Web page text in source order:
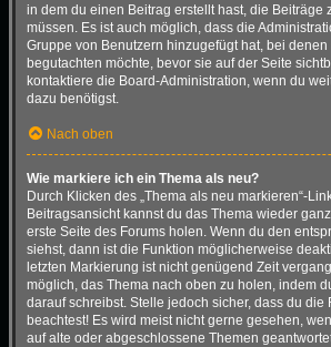
in dem du einen Beitrag erstellt hast, die Beiträge
müssen. Es ist auch möglich, dass die
Gruppe von Benutzern hinzugefügt hat, bei
begutachten möchte, bevor sie auf der Seite
kontaktiere die Board-Administration, wenn du
dazu benötigst.
Nach oben
Wie markiere ich ein Thema als neu?
Durch Klicken des „Thema als neu markieren“-
Beitragsansicht kannst du das Thema wieder
erste Seite des Forums holen. Wenn du den
siehst, dann ist die Funktion möglicherweise
letzten Markierung ist nicht genügend Zeit
möglich, das Thema nach oben zu holen, indem
darauf schreibst. Stelle jedoch sicher, dass du die
beachtest! Es wird meist nicht gerne gesehen,
auf alte oder abgeschlossene Themen